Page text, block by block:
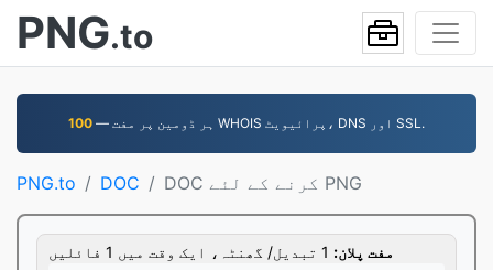
PNG.to
100 — ہر ڈومین پر مفت WHOIS پرائیویٹ، DNS اور SSL.
PNG.to DOC DOC کرنے کے لئے PNG
مفت پلان: